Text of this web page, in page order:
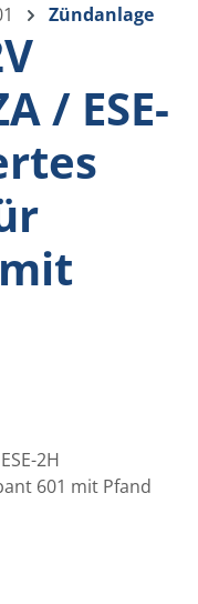
Zündanlage
/ ESE-